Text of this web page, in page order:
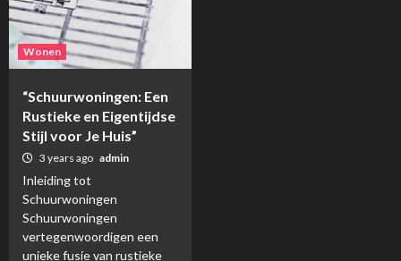
Wonen
“Schuurwoningen: Een
Rustieke en Eigentijdse
Stijl voor Je Huis”
3 years ago admin
Inleiding tot
Schuurwoningen
Schuurwoningen
vertegenwoordigen een
unieke fusie van rustieke